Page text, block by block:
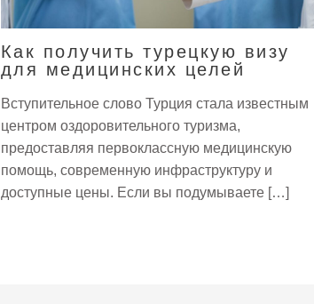
Как получить турецкую визу
для медицинских целей
Вступительное слово Турция стала известным
центром оздоровительного туризма,
предоставляя первоклассную медицинскую
помощь, современную инфраструктуру и
доступные цены. Если вы подумываете […]